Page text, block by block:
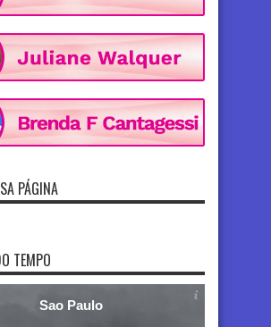
PÁGINA
TEMPO
Sao Paulo